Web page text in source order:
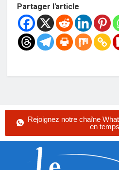
Partager l'article
Rejoignez notre chaîne
en